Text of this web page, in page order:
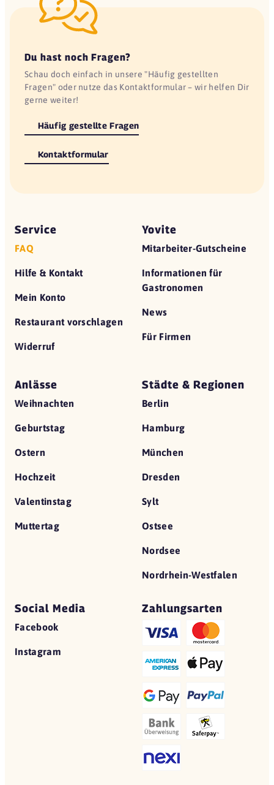
Du hast noch Fragen?
Schau doch einfach in unsere "Häufig gestellten
Fragen" oder nutze das Kontaktformular – wir helfen Dir
gerne weiter!
Häufig gestellte Fragen
Kontaktformular
Service
FAQ
Hilfe & Kontakt
Mein Konto
Restaurant vorschlagen
Widerruf
Yovite
Mitarbeiter-Gutscheine
Informationen für
Gastronomen
News
Für Firmen
Anlässe
Weihnachten
Geburtstag
Ostern
Hochzeit
Valentinstag
Muttertag
Städte & Regionen
Berlin
Hamburg
München
Dresden
Sylt
Ostsee
Nordsee
Nordrhein-Westfalen
Social Media
Facebook
Instagram
Zahlungsarten